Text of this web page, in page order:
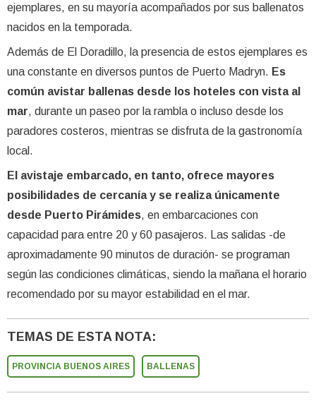
ejemplares, en su mayoría acompañados por sus ballenatos
nacidos en la temporada.
Además de El Doradillo, la presencia de estos ejemplares es
una constante en diversos puntos de Puerto Madryn. Es
común avistar ballenas desde los hoteles con vista al
mar, durante un paseo por la rambla o incluso desde los
paradores costeros, mientras se disfruta de la gastronomía
local.
El avistaje embarcado, en tanto, ofrece mayores
posibilidades de cercanía y se realiza únicamente
desde Puerto Pirámides, en embarcaciones con
capacidad para entre 20 y 60 pasajeros. Las salidas -de
aproximadamente 90 minutos de duración- se programan
según las condiciones climáticas, siendo la mañana el horario
recomendado por su mayor estabilidad en el mar.
TEMAS DE ESTA NOTA:
PROVINCIA BUENOS AIRES BALLENAS